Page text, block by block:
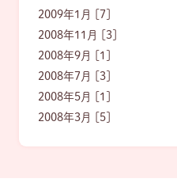
2009年1月 [7]
2008年11月 [3]
2008年9月 [1]
2008年7月 [3]
2008年5月 [1]
2008年3月 [5]